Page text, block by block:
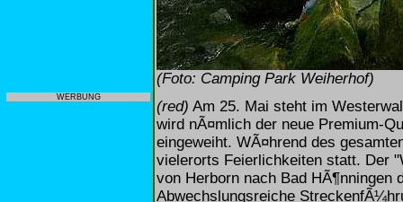
WERBUNG
(Foto: Camping Park Weiherhof)
(red) Am 25. Mai steht im
wird nÃ¤mlich der neue Premium-
eingeweiht. WÃ¤hrend des
vielerorts Feierlichkeiten statt. Der
von Herborn nach Bad
Abwechslungsreiche